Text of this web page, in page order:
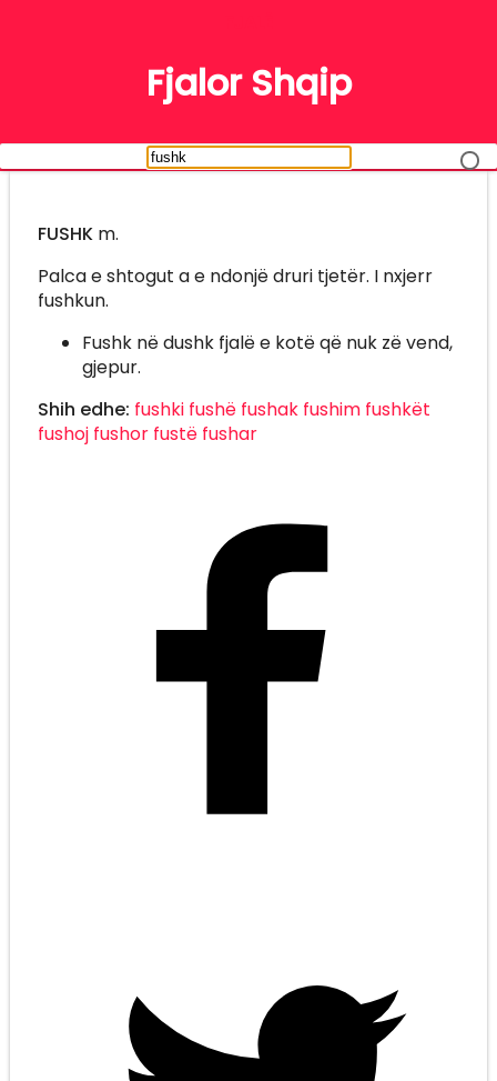
Fjalor Shqip
FUSHKm.
Palca e shtogut a e ndonjë druri tjetër. I nxjerr
fushkun.
Fushk në dushk fjalë e kotë që nuk zë vend,
gjepur.
Shih edhe: fushki fushë fushak fushim fushkët
fushoj fushor fustë fushar